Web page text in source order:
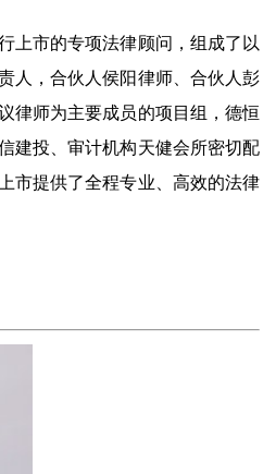
上市的专项法律顾问，组成了以
人，合伙人侯阳律师、合伙人彭
律师为主要成员的项目组，德恒
建投、审计机构天健会所密切配
市提供了全程专业、高效的法律